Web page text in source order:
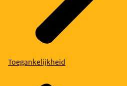
Toegankelijkheid